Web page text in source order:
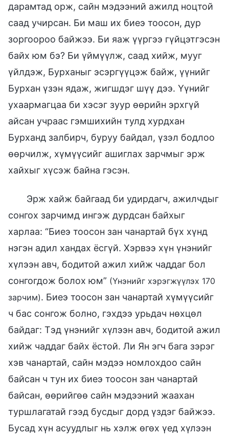
дарамтад орж, сайн мэдээний ажилд ноцтой
саад учирсан. Би маш их биеэ тоосон, дур
зоргоороо байжээ. Би яаж үүргээ гүйцэтгэсэн
байх юм бэ? Би үймүүлж, саад хийж, мууг
үйлдэж, Бурханыг эсэргүүцэж байж, үүнийг
Бурхан үзэн ядаж, жигшдэг шүү дээ. Үүнийг
ухаармагцаа би хэсэг зуур өөрийн эрхгүй
айсан учраас гэмшихийн тулд хурдхан
Бурханд залбирч, буруу байдал, үзэл бодлоо
өөрчилж, хүмүүсийг ашиглах зарчмыг эрж
хайхыг хүсэж байна гэсэн.
Эрж хайж байгаад би удирдагч, ажилчдыг
сонгох зарчимд ингэж дурдсан байхыг
харлаа: “Биеэ тоосон зан чанартай бүх хүнд
нэгэн адил хандах ёсгүй. Хэрвээ хүн үнэнийг
хүлээн авч, бодитой ажил хийж чаддаг бол
сонгогдож болох юм” (Үнэнийг хэрэгжүүлэх 170
зарчим). Биеэ тоосон зан чанартай хүмүүсийг
ч бас сонгож болно, гэхдээ урьдач нөхцөл
байдаг: Тэд үнэнийг хүлээн авч, бодитой ажил
хийж чаддаг байх ёстой. Ли Ян эгч бага зэрэг
хэв чанартай, сайн мэдээ номлохдоо сайн
байсан ч тун их биеэ тоосон зан чанартай
байсан, өөрийгөө сайн мэдээний жаахан
туршлагатай гээд бусдыг дорд үздэг байжээ.
Бусад хүн асуудлыг нь хэлж өгөх үед хүлээн